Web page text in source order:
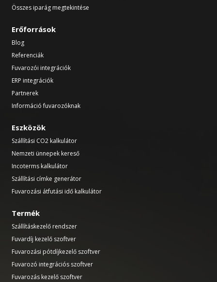
Összes iparág megtekintése
Erőforrások
Blog
Referenciák
Fuvarozói integrációk
ERP integrációk
Partnerek
Információ fuvarozóknak
Eszközök
Szállítási CO2 kalkulátor
Nemzeti ünnepek kereső
Incoterms kalkulátor
Szállítási címke generátor
Fuvarozási átfutási idő kalkulátor
Termék
Szállításkezelő rendszer
Fuvardíj kezelő szoftver
Fuvarozási pótdíjkezelő szoftver
Fuvarozó integrációs szoftver
Fuvarozás kezelő szoftver